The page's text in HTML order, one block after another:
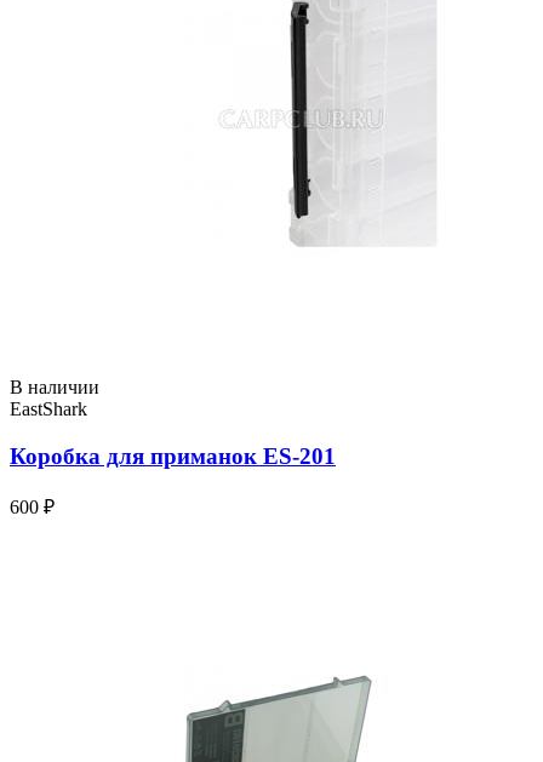
В наличии
EastShark
Коробка для приманок ES-201
600 ₽